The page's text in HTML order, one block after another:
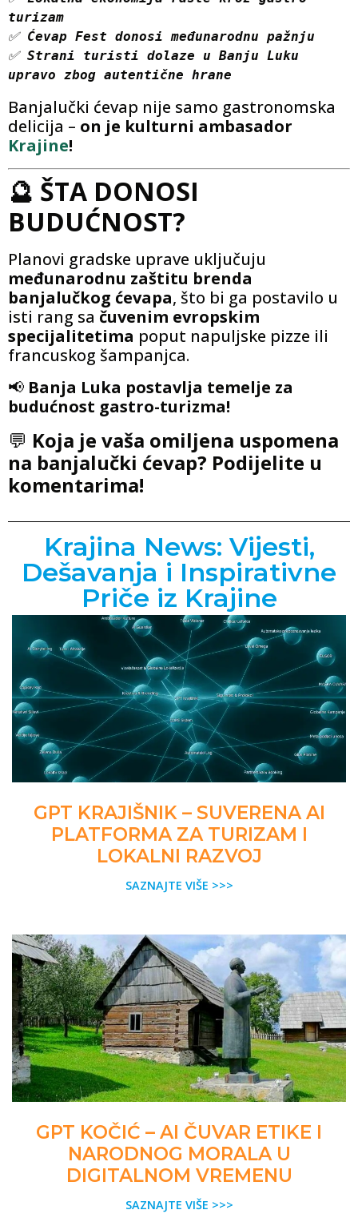
turizam
✅ Ćevap Fest donosi međunarodnu pažnju
✅ Strani turisti dolaze u Banju Luku
upravo zbog autentične hrane
Banjalučki ćevap nije samo gastronomska
delicija – on je kulturni ambasador
Krajine!
🔮 ŠTA DONOSI
BUDUĆNOST?
Planovi gradske uprave uključuju
međunarodnu zaštitu brenda
banjalučkog ćevapa, što bi ga postavilo u
isti rang sa čuvenim evropskim
specijalitetima poput napuljske pizze ili
francuskog šampanjca.
📢 Banja Luka postavlja temelje za
budućnost gastro-turizma!
💬 Koja je vaša omiljena uspomena
na banjalučki ćevap? Podijelite u
komentarima!
Krajina News: Vijesti,
Dešavanja i Inspirativne
Priče iz Krajine
GPT KRAJIŠNIK – SUVERENA AI
PLATFORMA ZA TURIZAM I
LOKALNI RAZVOJ
SAZNAJTE VIŠE >>>
GPT KOČIĆ – AI ČUVAR ETIKE I
NARODNOG MORALA U
DIGITALNOM VREMENU
SAZNAJTE VIŠE >>>